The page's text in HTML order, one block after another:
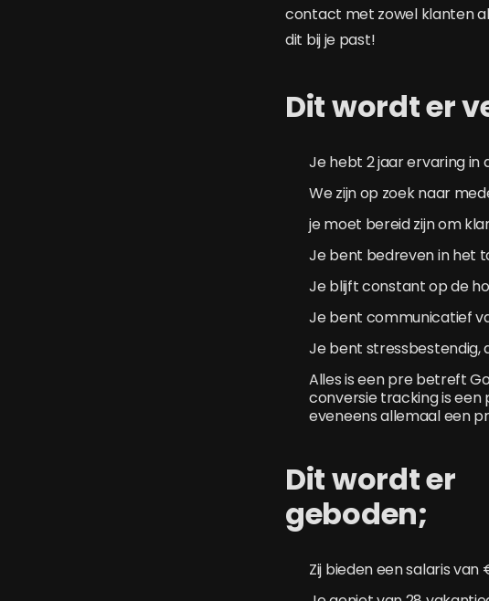
contact met zowel klanten
dit bij je past!
Dit wordt er
Je hebt 2 jaar ervaring in
We zijn op zoek naar
je moet bereid zijn om
Je bent bedreven in het
Je blijft constant op de
Je bent communicatief
Je bent stressbestendig,
Alles is een pre betreft
conversie tracking is een
eveneens allemaal een
Dit wordt er
Zij bieden een salaris